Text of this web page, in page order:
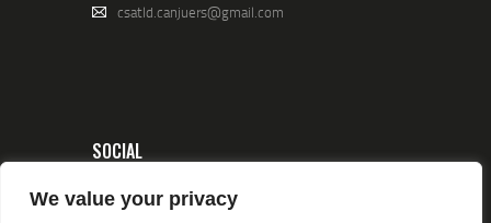
We value your privacy
csatld.canjuers@gmail.com
SOCIAL